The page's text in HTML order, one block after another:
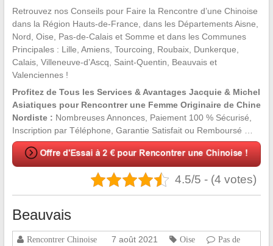
Retrouvez nos Conseils pour Faire la Rencontre d’une Chinoise
dans la Région Hauts-de-France, dans les Départements Aisne,
Nord, Oise, Pas-de-Calais et Somme et dans les Communes
Principales : Lille, Amiens, Tourcoing, Roubaix, Dunkerque,
Calais, Villeneuve-d’Ascq, Saint-Quentin, Beauvais et
Valenciennes !
Profitez de Tous les Services & Avantages Jacquie & Michel
Asiatiques pour Rencontrer une Femme Originaire de Chine
Nordiste : Nombreuses Annonces, Paiement 100 % Sécurisé,
Inscription par Téléphone, Garantie Satisfait ou Remboursé …
4.5/5 - (4 votes)
Beauvais
Rencontrer Chinoise 7 août 2021 Oise
Pas de